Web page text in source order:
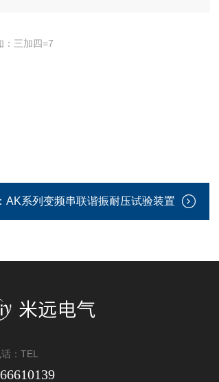
：三加四=7
AK系列变频串联谐振耐压试验装置
：TEL